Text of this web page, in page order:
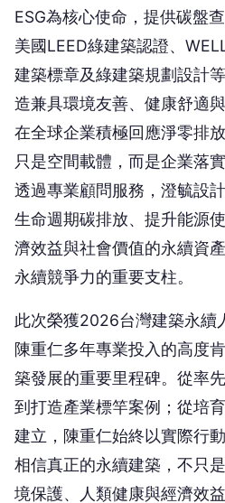
ESG為核心使命，提供碳盤
美國LEED綠建築認證、
建築標章及綠建築規劃設計
造兼具環境友善、健康舒適
在全球企業積極回應淨零排
只是空間載體，而是企業落
透過專業顧問服務，澄毓設
生命週期碳排放、提升能源
濟效益與社會價值的永續資
永續競爭力的重要支柱。
此次榮獲2026台灣建築永續
陳重仁多年專業投入的高度
築發展的重要里程碑。從率
到打造產業標竿案例；從培
建立，陳重仁始終以實際行
相信真正的永續建築，不只
境保護、人類健康與經濟效